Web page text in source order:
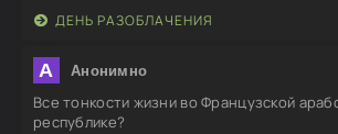
ДЕНЬ РАЗОБЛАЧЕНИЯ
А Анонимно
Все тонкости жизни во Французской
республике?